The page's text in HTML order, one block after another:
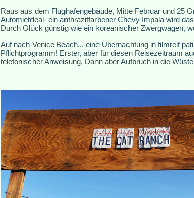
Raus aus dem Flughafengebäude, Mitte Februar und 25
Automietdeal- ein anthrazitfarbener Chevy Impala wird
Durch Glück günstig wie ein koreanischer Zwergwagen,
Auf nach Venice Beach... eine Übernachtung in filmreif
Pflichtprogramm! Erster, aber für diesen Reisezeitraum
telefonischer Anweisung. Dann aber Aufbruch in die